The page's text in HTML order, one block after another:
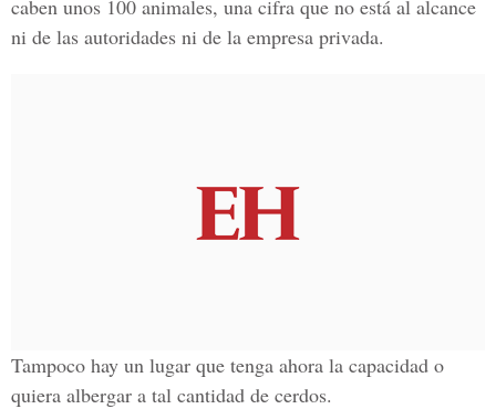
caben unos 100 animales, una cifra que no está al alcance
ni de las autoridades ni de la empresa privada.
Tampoco hay un lugar que tenga ahora la capacidad o
quiera albergar a tal cantidad de cerdos.